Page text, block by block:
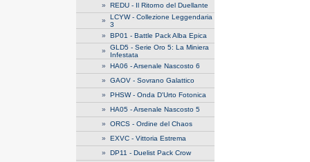
» REDU - Il Ritorno del Duellante
» LCYW - Collezione Leggendaria
3
» BP01 - Battle Pack Alba Epica
» GLD5 - Serie Oro 5: La Miniera
Infestata
» HA06 - Arsenale Nascosto 6
» GAOV - Sovrano Galattico
» PHSW - Onda D'Urto Fotonica
» HA05 - Arsenale Nascosto 5
» ORCS - Ordine del Chaos
» EXVC - Vittoria Estrema
» DP11 - Duelist Pack Crow